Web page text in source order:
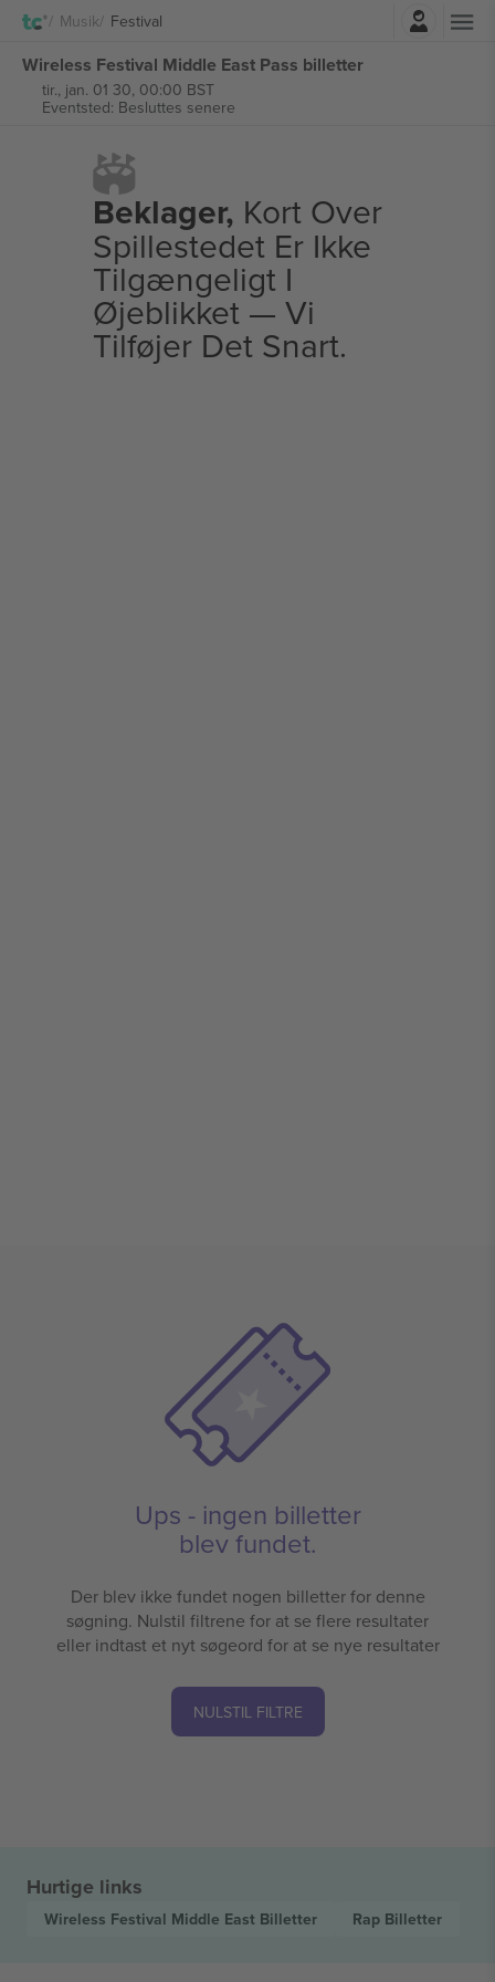
Musik Festival
Wireless Festival Middle East Pass billetter
tir., jan. 01 30, 00:00 BST
Eventsted: Besluttes senere
Beklager, Kort Over
Spillestedet Er Ikke
Tilgængeligt I
Øjeblikket — Vi
Tilføjer Det Snart.
Ups - ingen billetter
blev fundet.
Der blev ikke fundet nogen billetter for denne
søgning. Nulstil filtrene for at se flere resultater
eller indtast et nyt søgeord for at se nye resultater
NULSTIL FILTRE
Hurtige links
Wireless Festival Middle East Billetter Rap Billetter